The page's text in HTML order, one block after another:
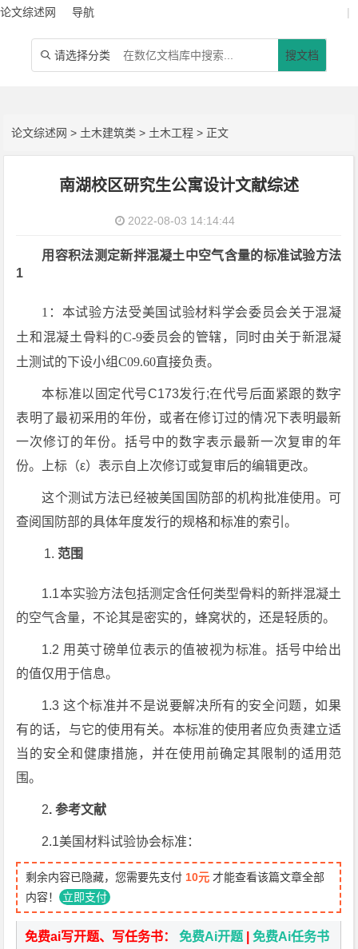
论文综述网 导航 |
 请选择分类 搜文档
论文综述网 > 土木建筑类 > 土木工程 > 正文
南湖校区研究生公寓设计文献综述
2022-08-03 14:14:44
用容积法测定新拌混凝土中空气含量的标准试验方法
1
1：本试验方法受美国试验材料学会委员会关于混凝
土和混凝土骨料的C-9委员会的管辖，同时由关于新混凝
土测试的下设小组C09.60直接负责。
本标准以固定代号C173发行;在代号后面紧跟的数字
表明了最初采用的年份，或者在修订过的情况下表明最新
一次修订的年份。括号中的数字表示最新一次复审的年
份。上标（ε）表示自上次修订或复审后的编辑更改。
这个测试方法已经被美国国防部的机构批准使用。可
查阅国防部的具体年度发行的规格和标准的索引。
范围
1.1本实验方法包括测定含任何类型骨料的新拌混凝土
的空气含量，不论其是密实的，蜂窝状的，还是轻质的。
1.2 用英寸磅单位表示的值被视为标准。括号中给出
的值仅用于信息。
1.3 这个标准并不是说要解决所有的安全问题，如果
有的话，与它的使用有关。本标准的使用者应负责建立适
当的安全和健康措施，并在使用前确定其限制的适用范
围。
2. 参考文献
2.1美国材料试验协会标准：
剩余内容已隐藏，您需要先支付 10元 才能查看该篇文章全部
内容！ 立即支付
免费ai写开题、写任务书：免费Ai开题 |免费Ai任务书